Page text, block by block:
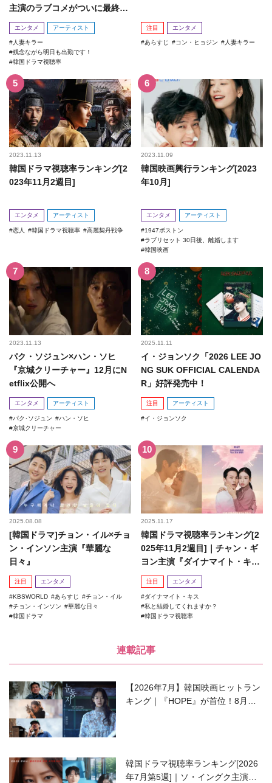
主演のラブコメがついに最終
回！
エンタメ アーティスト
人妻キラー
残念ながら明日も出勤です！
韓国ドラマ視聴率
注目 エンタメ
あらすじ コン・ヒョジン 人妻キラー
2023.11.13
韓国ドラマ視聴率ランキング[2
023年11月2週目]
エンタメ アーティスト
恋人 韓国ドラマ視聴率 高麗契丹戦争
2023.11.09
韓国映画興行ランキング[2023
年10月]
エンタメ アーティスト
1947ボストン
ラブリセット 30日後、離婚します
韓国映画
2023.11.13
パク・ソジュン×ハン・ソヒ
『京城クリーチャー』12月にN
etflix公開へ
エンタメ アーティスト
パク･ソジュン
ハン・ソヒ
京城クリーチャー
2025.11.11
イ・ジョンソク「2026 LEE JO
NG SUK OFFICIAL CALENDA
R」好評発売中！
注目 アーティスト
イ・ジョンソク
2025.08.08
[韓国ドラマ]チョン・イル×チョ
ン・インソン主演『華麗な
日々』
注目 エンタメ
KBSWORLD あらすじ
チョン・イル
チョン・インソン
華麗な日々
韓国ドラマ
2025.11.17
韓国ドラマ視聴率ランキング[2
025年11月2週目]｜チャン・ギ
ヨン主演『ダイナマイト・キ
ス』がランクイン！
注目 エンタメ
ダイナマイト・キス
私と結婚してくれますか？
韓国ドラマ視聴率
連載記事
【2026年7月】韓国映画ヒットラン
キング｜『HOPE』が首位！8月公
韓国ドラマ視聴率ランキング[2026
年7月第5週]｜ソ・イングク主演の